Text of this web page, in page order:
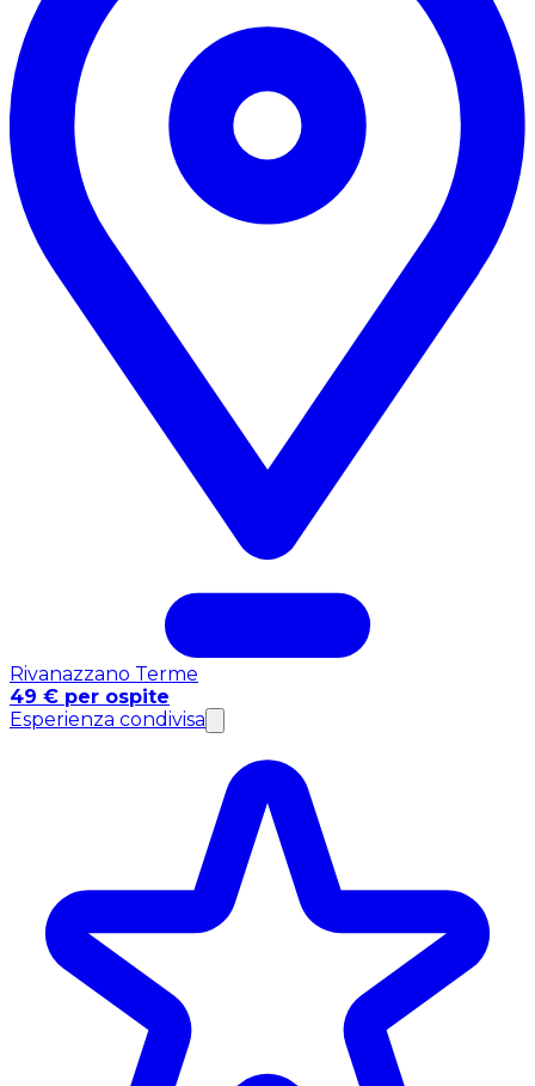
Rivanazzano Terme
49 € per ospite
Esperienza condivisa